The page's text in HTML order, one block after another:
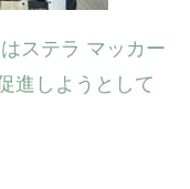
ステラ マッカー
進しようとして